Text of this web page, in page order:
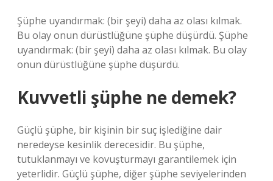
Şüphe uyandırmak: (bir şeyi) daha az olası kılmak.
Bu olay onun dürüstlüğüne şüphe düşürdü. Şüphe
uyandırmak: (bir şeyi) daha az olası kılmak. Bu olay
onun dürüstlüğüne şüphe düşürdü.
Kuvvetli şüphe ne demek?
Güçlü şüphe, bir kişinin bir suç işlediğine dair
neredeyse kesinlik derecesidir. Bu şüphe,
tutuklanmayı ve kovuşturmayı garantilemek için
yeterlidir. Güçlü şüphe, diğer şüphe seviyelerinden